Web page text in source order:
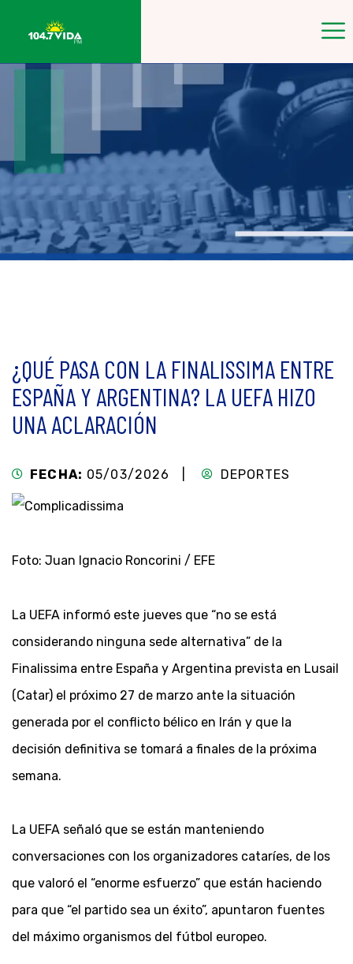
¿QUÉ PASA CON LA FINALISSIMA ENTRE
ESPAÑA Y ARGENTINA? LA UEFA HIZO
UNA ACLARACIÓN
FECHA: 05/03/2026 | DEPORTES
Foto: Juan Ignacio Roncorini / EFE
La UEFA informó este jueves que “no se está
considerando ninguna sede alternativa” de la
Finalissima entre España y Argentina prevista en Lusail
(Catar) el próximo 27 de marzo ante la situación
generada por el conflicto bélico en Irán y que la
decisión definitiva se tomará a finales de la próxima
semana.
La UEFA señaló que se están manteniendo
conversaciones con los organizadores cataríes, de los
que valoró el “enorme esfuerzo” que están haciendo
para que “el partido sea un éxito”, apuntaron fuentes
del máximo organismos del fútbol europeo.